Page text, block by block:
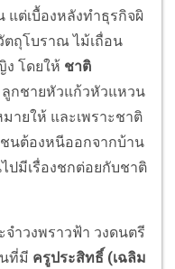
แต่เบื้องหลังทำธุรกิจผิ
ถุโบราณ ไม้เถื่อน
โดยให้ ชาติ
ลูกชายหัวแก้วหัวแหวน
ายให้ และเพราะชาติ
ชนต้องหนีออกจากบ้าน
ปมีเรื่องชกต่อยกับชาติ
วงพราวฟ้า วงดนตรี
นที่มี ครูประสิทธิ์ (เฉลิม